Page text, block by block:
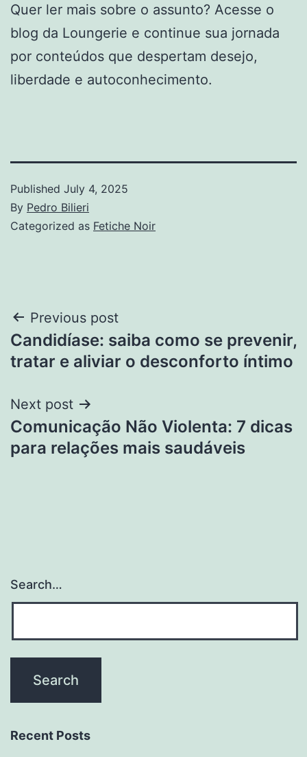
Quer ler mais sobre o assunto? Acesse o
blog da Loungerie e continue sua jornada
por conteúdos que despertam desejo,
liberdade e autoconhecimento.
Published July 4, 2025
By Pedro Bilieri
Categorized as Fetiche Noir
Post
navigation
Previous post
Candidíase: saiba como se prevenir,
tratar e aliviar o desconforto íntimo
Next post
Comunicação Não Violenta: 7 dicas
para relações mais saudáveis
Search…
Recent Posts